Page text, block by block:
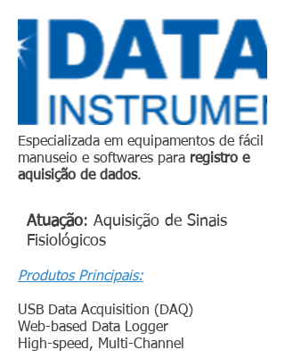
Especializada em equipamentos de fácil
manuseio e softwares para registro e
aquisição de dados.
Atuação: Aquisição de Sinais
Fisiológicos
Produtos Principais:
USB Data Acquisition (DAQ)
Web-based Data Logger
High-speed, Multi-Channel